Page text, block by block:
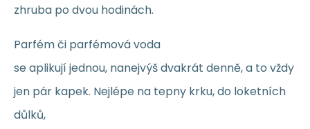
zhruba po dvou hodinách.
Parfém či parfémová voda
se aplikují jednou, nanejvýš dvakrát denně, a to vždy
jen pár kapek. Nejlépe na tepny krku, do loketních
důlků,